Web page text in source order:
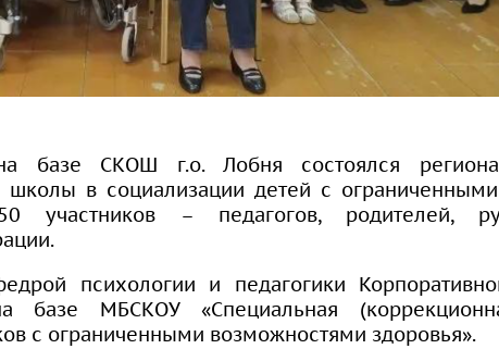
базе СКОШ г.о. Лобня состоялся
школы в социализации детей с
участников – педагогов, родителей,
психологии и педагогики
базе МБСКОУ «Специальная
с ограниченными возможностями здоровья».